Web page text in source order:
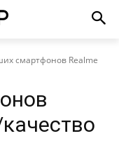
смартфонов Realme